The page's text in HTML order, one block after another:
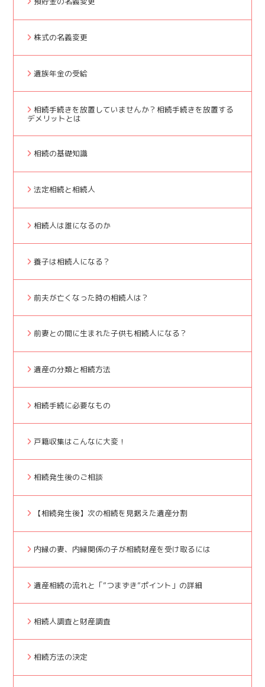
株式の名義変更
遺族年金の受給
相続手続きを放置していませんか？相続手続きを放置する
デメリットとは
相続の基礎知識
法定相続と相続人
相続人は誰になるのか
養子は相続人になる？
前夫が亡くなった時の相続人は？
前妻との間に生まれた子供も相続人になる？
遺産の分類と相続方法
相続手続に必要なもの
戸籍収集はこんなに大変！
相続発生後のご相談
【相続発生後】次の相続を見据えた遺産分割
内縁の妻、内縁関係の子が相続財産を受け取るには
遺産相続の流れと「”つまずき”ポイント」の詳細
相続人調査と財産調査
相続方法の決定